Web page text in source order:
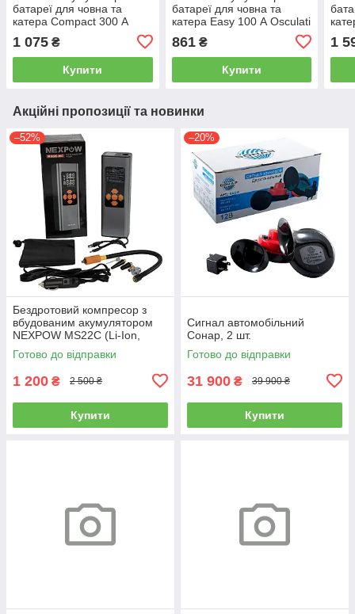
батареї для човна та
катера Compact 300 А
1 075 ₴
Купити
батареї для човна та
катера Easy 100 А Osculati
861₴
Купити
1
Акційні пропозиції та новинки
–52%
Бездротовий компресор з
вбудованим акумулятором
NEXPOW MS22C (Li-Ion,
6000 mAh, 60W)
Готово до відправки
1 200 ₴ 2 500 ₴
Купити
–20%
Сигнал автомобільний
Сонар, 2 шт.
Готово до відправки
31 900 ₴ 39 900 ₴
Купити